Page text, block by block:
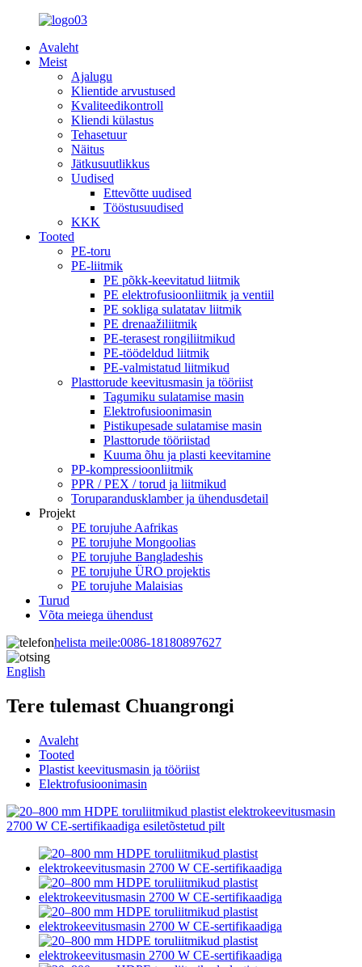
Avaleht
Meist
Ajalugu
Klientide arvustused
Kvaliteedikontroll
Kliendi külastus
Tehasetuur
Näitus
Jätkusuutlikkus
Uudised
Ettevõtte uudised
Tööstusuudised
KKK
Tooted
PE-toru
PE-liitmik
PE põkk-keevitatud liitmik
PE elektrofusioonliitmik ja ventiil
PE sokliga sulatatav liitmik
PE drenaažiliitmik
PE-terasest rongiliitmikud
PE-töödeldud liitmik
PE-valmistatud liitmikud
Plasttorude keevitusmasin ja tööriist
Tagumiku sulatamise masin
Elektrofusioonimasin
Pistikupesade sulatamise masin
Plasttorude tööriistad
Kuuma õhu ja plasti keevitamine
PP-kompressioonliitmik
PPR / PEX / torud ja liitmikud
Toruparandusklamber ja ühendusdetail
Projekt
PE torujuhe Aafrikas
PE torujuhe Mongoolias
PE torujuhe Bangladeshis
PE torujuhe ÜRO projektis
PE torujuhe Malaisias
Turud
Võta meiega ühendust
helista meile:0086-18180897627
English
Tere tulemast Chuangrongi
Avaleht
Tooted
Plastist keevitusmasin ja tööriist
Elektrofusioonimasin